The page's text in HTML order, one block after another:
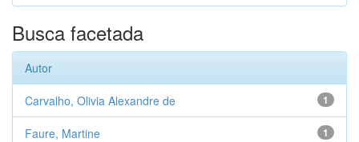
Busca facetada
Autor
1
Carvalho, Olivia Alexandre de
1
Faure, Martine